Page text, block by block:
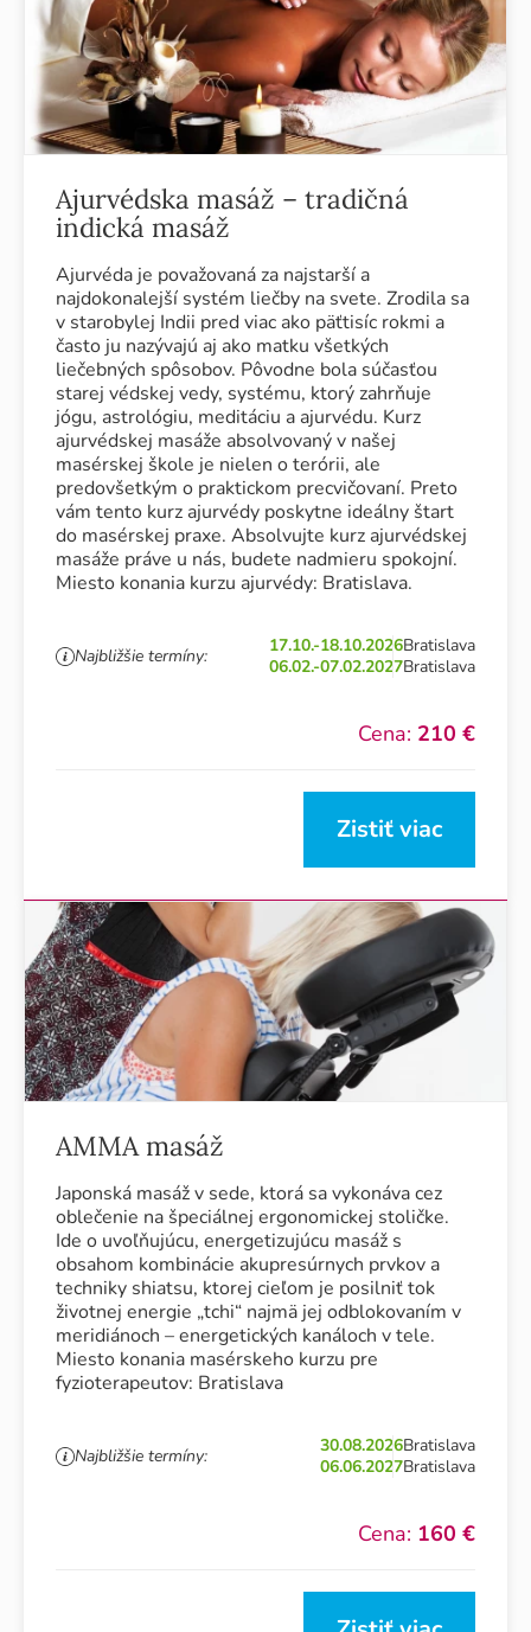
Ajurvédska masáž – tradičná
indická masáž
Ajurvéda je považovaná za najstarší a
najdokonalejší systém liečby na svete. Zrodila sa
v starobylej Indii pred viac ako päťtisíc rokmi a
často ju nazývajú aj ako matku všetkých
liečebných spôsobov. Pôvodne bola súčasťou
starej védskej vedy, systému, ktorý zahrňuje
jógu, astrológiu, meditáciu a ajurvédu. Kurz
ajurvédskej masáže absolvovaný v našej
masérskej škole je nielen o terórii, ale
predovšetkým o praktickom precvičovaní. Preto
vám tento kurz ajurvédy poskytne ideálny štart
do masérskej praxe. Absolvujte kurz ajurvédskej
masáže práve u nás, budete nadmieru spokojní.
Miesto konania kurzu ajurvédy: Bratislava.
Najbližšie termíny: 17.10.-18.10.2026Bratislava
06.02.-07.02.2027Bratislava
Cena: 210 €
Zistiť viac
AMMA masáž
Japonská masáž v sede, ktorá sa vykonáva cez
oblečenie na špeciálnej ergonomickej stoličke.
Ide o uvoľňujúcu, energetizujúcu masáž s
obsahom kombinácie akupresúrnych prvkov a
techniky shiatsu, ktorej cieľom je posilniť tok
životnej energie „tchi“ najmä jej odblokovaním v
meridiánoch – energetických kanáloch v tele.
Miesto konania masérskeho kurzu pre
fyzioterapeutov: Bratislava
Najbližšie termíny: 30.08.2026Bratislava
06.06.2027Bratislava
Cena: 160 €